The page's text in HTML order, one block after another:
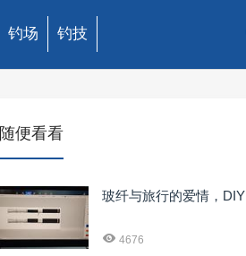
钓场 钓技
随便看看
玻纤与旅行的爱情，DIY
4676